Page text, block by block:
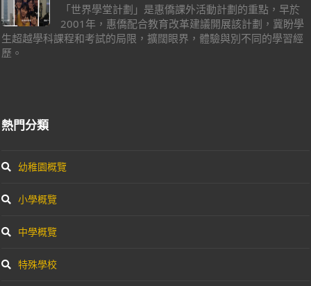
「世界學堂計劃」是惠僑課外活動計劃的重點，早於
2001年，惠僑配合教育改革建議開展該計劃，冀盼學
生超越學科課程和考試的局限，擴闊眼界，體驗與別不同的學習經
歷。
熱門分類
幼稚園概覽
小學概覽
中學概覽
特殊學校